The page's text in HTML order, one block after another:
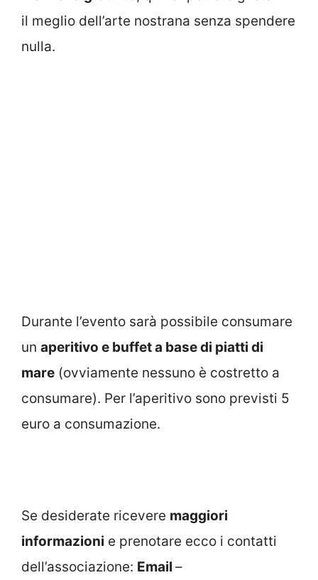
il meglio dell’arte nostrana senza spendere
nulla.
Durante l’evento sarà possibile consumare
un aperitivo e buffet a base di piatti di
mare (ovviamente nessuno è costretto a
consumare). Per l’aperitivo sono previsti 5
euro a consumazione.
Se desiderate ricevere maggiori
informazioni e prenotare ecco i contatti
dell’associazione: Email –